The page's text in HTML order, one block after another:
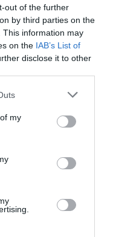
out of the further
by third parties on the
This information may
on the IAB’s List of
disclose it to other
my
1-5 Pablo "Pablito"
Livre direto falhado
"Pablito" Álvarez
1-6 Eduard "Edu"
Cartão azul Pablo